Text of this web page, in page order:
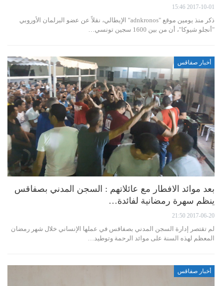
2017-10-01 15:46
ذكر منذ يومين موقع "adnkronos" الإيطالي، نقلاً عن عضو البرلمان الأوروبي
"أنجلو شيوكا"، أن من بين 1600 سجين تونسي…
أخبار صفاقس
بعد موائد الافطار مع عائلاتهم : السجن المدني بصفاقس
ينظم سهرة رمضانية لفائدة…
2017-06-20 21:50
لم تقتصر إدارة السجن المدني بصفاقس في عملها الإنساني خلال شهر رمضان
المعظم لهذه السنة على موائد الرحمة وتوطيد…
أخبار صفاقس